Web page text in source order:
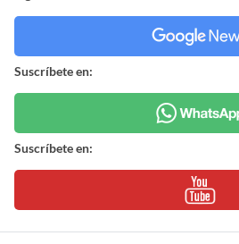
Suscríbete en:
Suscríbete en: